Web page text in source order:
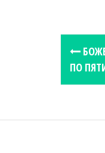
s
n
ПО